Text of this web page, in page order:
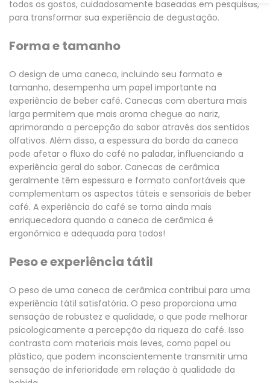
todos os gostos, cuidadosamente baseadas em pesquisas,
para transformar sua experiência de degustação.
Forma e tamanho
O design de uma caneca, incluindo seu formato e
tamanho, desempenha um papel importante na
experiência de beber café. Canecas com abertura mais
larga permitem que mais aroma chegue ao nariz,
aprimorando a percepção do sabor através dos sentidos
olfativos. Além disso, a espessura da borda da caneca
pode afetar o fluxo do café no paladar, influenciando a
experiência geral do sabor. Canecas de cerâmica
geralmente têm espessura e formato confortáveis ​​que
complementam os aspectos táteis e sensoriais de beber
café. A experiência do café se torna ainda mais
enriquecedora quando a caneca de cerâmica é
ergonômica e adequada para todos!
Peso e experiência tátil
O peso de uma caneca de cerâmica contribui para uma
experiência tátil satisfatória. O peso proporciona uma
sensação de robustez e qualidade, o que pode melhorar
psicologicamente a percepção da riqueza do café. Isso
contrasta com materiais mais leves, como papel ou
plástico, que podem inconscientemente transmitir uma
sensação de inferioridade em relação à qualidade da